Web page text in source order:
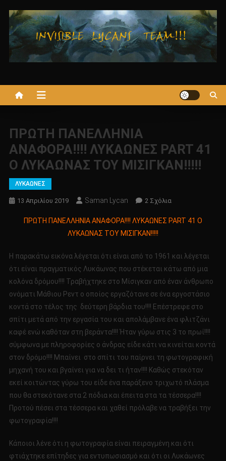
στο
περιεχόμενο
ΠΡΩΤΗ ΠΑΝΕΛΛΗΝΙΑ
ΑΝΑΦΟΡΑ!!!! ΛΥΚΑΩΝΕΣ PART 41
Ο ΛΥΚΑΩΝΑΣ ΤΟΥ ΜΙΣΙΓΚΑΝ!!!!!
ΛΥΚΑΩΝΕΣ
13 Απριλίου 2019 Saman Lycan 2 ΣχόλιαΣτο
ΠΑΝΕΛΛΗΝΙΑ
PART
41
Ο
ΛΥΚΑΩΝΑΣ
ΤΟΥ
ΜΙΣΙΓΚΑΝ!!!!!
ΠΡΩΤΗ ΠΑΝΕΛΛΗΝΙΑ ΑΝΑΦΟΡΑ!!!! ΛΥΚΑΩΝΕΣ PART 41 Ο
ΛΥΚΑΩΝΑΣ ΤΟΥ ΜΙΣΙΓΚΑΝ!!!!!
H παρακάτω εικόνα λέγεται ότι είναι από το 1961 και λέγεται
ότι είναι πραγματικός Λυκάωνας που στέκεται κάτω από μια
κολόνα δρόμου!!!! Τραβήχτηκε στο Μίσιγκαν από έναν άνθρωπο
ονόματι Μάθιου Ρεντ ο οποίος εργαζότανε σε ένα εργοστάσιο
κοντά στο τέλος της δεύτερη βάρδια του!!!! Επέστρεφε στο
σπίτι μετά από την εργασία του και απολάμβανε ένα φλιτζάνι
καφέ ενώ καθόταν στη βεράντα!!!! Ήταν γύρω στις 3 το πρωί!!!!
σύμφωνα με πληροφορίες ο άνδρας είδε κάτι να κινείται κοντά
στον δρόμο!!!! Μπαίνει στο σπίτι του παίρνει τη φωτογραφική
μηχανή του και βγαίνει για να δει τι ήταν!!!! Καθώς στεκόταν
εκεί κοιτώντας γύρω του είδε ένα παράξενο τριχωτό πλάσμα
που θα στεκότανε στα 2 πόδια και έπειτα στα τα τέσσερα!!!!
Προτού πέσει στα τέσσερα και χαθεί πρόλαβε να τραβήξει την
φωτογραφία!!!!
Κάποιοι λένε ότι η φωτογραφία είναι πειραγμένη και ότι
φτιάχτηκε επίτηδες για εντυπωσιασμό και ότι οι Λυκάωνες